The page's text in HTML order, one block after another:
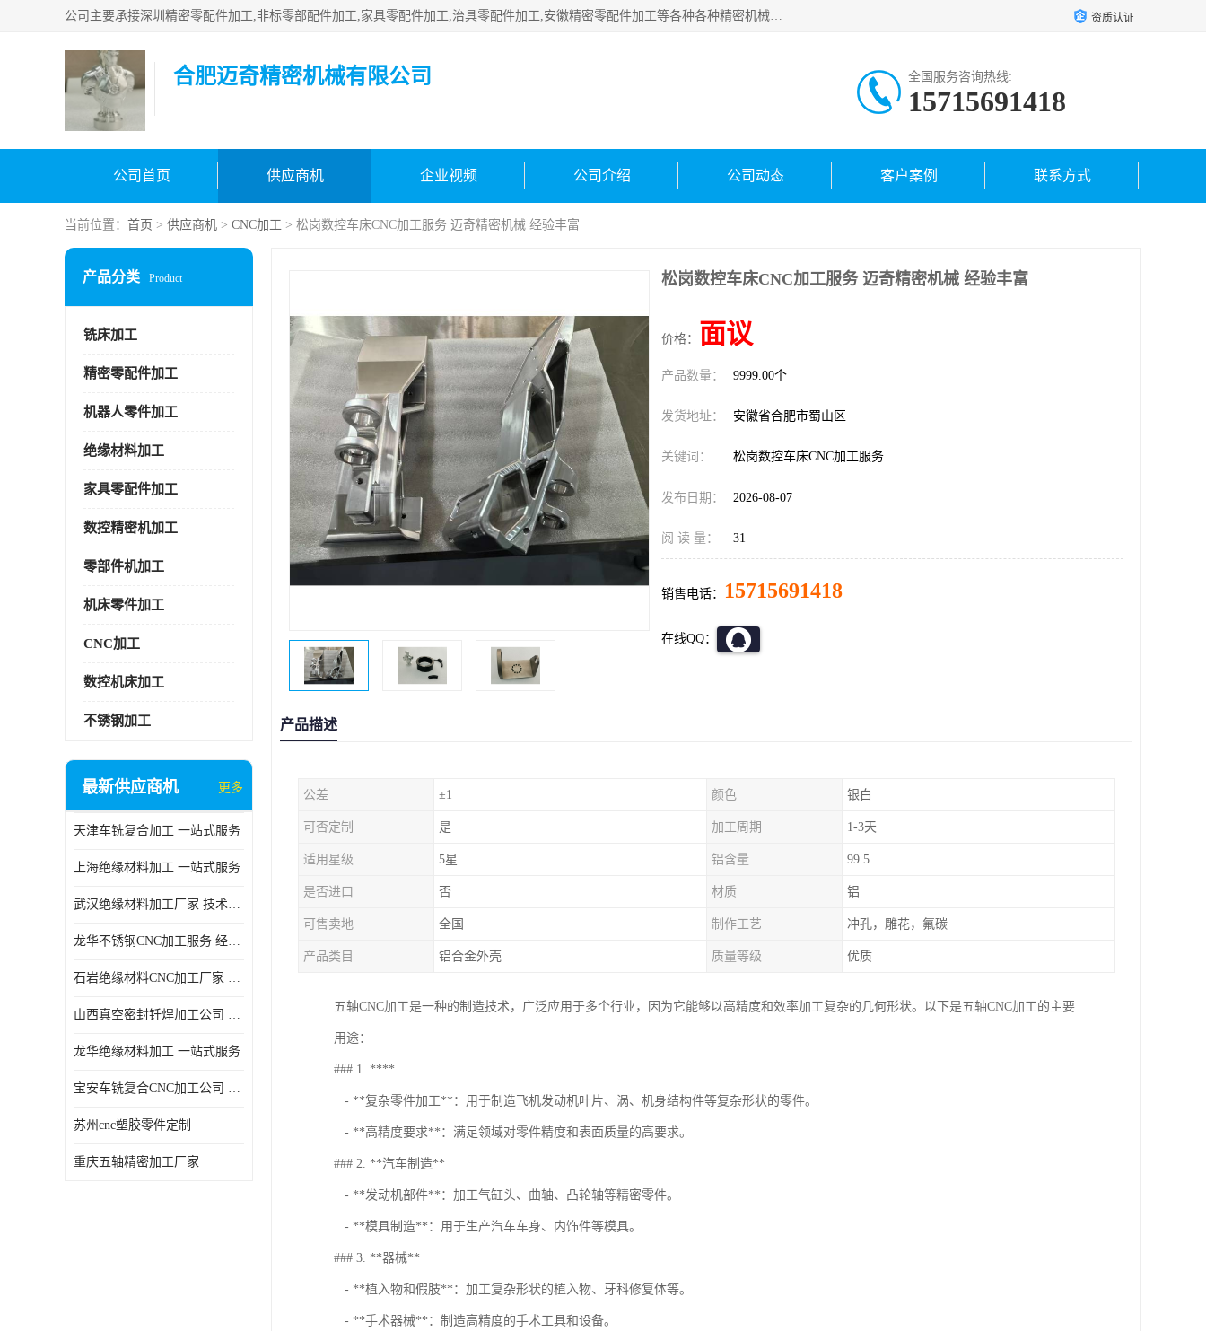
公司主要承接深圳精密零配件加工,非标零部配件加工,家具零配件加工,治具零配件加工,安徽精密零配件加工等各种各种精密机械加工，欢迎来来电咨询！ 资质认证
合肥迈奇精密机械有限公司 全国服务咨询热线:
15715691418
公司首页 供应商机 企业视频 公司介绍 公司动态 客户案例 联系方式
当前位置： 首页 > 供应商机 > CNC加工 > 松岗数控车床CNC加工服务 迈奇精密机械 经验丰富
产品分类 Product
铣床加工
精密零配件加工
机器人零件加工
绝缘材料加工
家具零配件加工
数控精密机加工
零部件机加工
机床零件加工
CNC加工
数控机床加工
不锈钢加工
最新供应商机 更多
天津车铣复合加工 一站式服务
上海绝缘材料加工 一站式服务
武汉绝缘材料加工厂家 技术成熟
龙华不锈钢CNC加工服务 经验丰富
石岩绝缘材料CNC加工厂家 技术成熟
山西真空密封钎焊加工公司 经验丰富
龙华绝缘材料加工 一站式服务
宝安车铣复合CNC加工公司 技术成熟
苏州cnc塑胶零件定制
重庆五轴精密加工厂家
松岗数控车床CNC加工服务 迈奇精密机械 经验丰富
价格： 面议
产品数量： 9999.00个
发货地址： 安徽省合肥市蜀山区
关键词： 松岗数控车床CNC加工服务
发布日期： 2026-08-07
阅 读 量： 31
销售电话： 15715691418
在线QQ：
产品描述
公差 ±1 颜色 银白
可否定制 是 加工周期 1-3天
适用星级 5星 铝含量 99.5
是否进口 否 材质 铝
可售卖地 全国 制作工艺 冲孔，雕花，氟碳
产品类目 铝合金外壳 质量等级 优质
五轴CNC加工是一种的制造技术，广泛应用于多个行业，因为它能够以高精度和效率加工复杂的几何形状。以下是五轴CNC加工的主要
用途：
### 1. ****
- **复杂零件加工**：用于制造飞机发动机叶片、涡、机身结构件等复杂形状的零件。
- **高精度要求**：满足领域对零件精度和表面质量的高要求。
### 2. **汽车制造**
- **发动机部件**：加工气缸头、曲轴、凸轮轴等精密零件。
- **模具制造**：用于生产汽车车身、内饰件等模具。
### 3. **器械**
- **植入物和假肢**：加工复杂形状的植入物、牙科修复体等。
- **手术器械**：制造高精度的手术工具和设备。